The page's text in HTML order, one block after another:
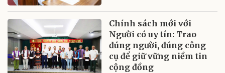
Chính sách mới với
Người có uy tín: Trao
đúng người, đúng công
cụ để giữ vững niềm tin
cộng đồng